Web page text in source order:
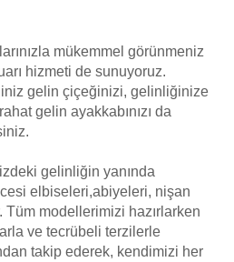
mükemmel görünmeniz
hizmeti de sunuyoruz.
gelin çiçeğinizi, gelinliğinize
gelin ayakkabınızı da
gelinliğin yanında
elbiseleri,abiyeleri, nişan
modellerimizi hazırlarken
ve tecrübeli terzilerle
takip ederek, kendimizi her